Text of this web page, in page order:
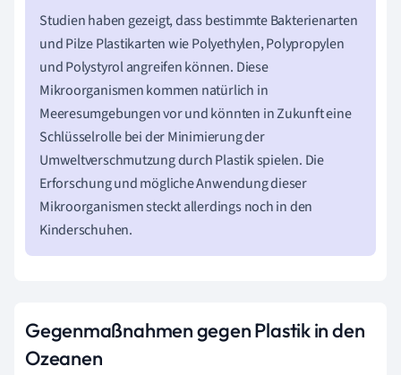
Studien haben gezeigt, dass bestimmte Bakterienarten
und Pilze Plastikarten wie Polyethylen, Polypropylen
und Polystyrol angreifen können. Diese
Mikroorganismen kommen natürlich in
Meeresumgebungen vor und könnten in Zukunft eine
Schlüsselrolle bei der Minimierung der
Umweltverschmutzung durch Plastik spielen. Die
Erforschung und mögliche Anwendung dieser
Mikroorganismen steckt allerdings noch in den
Kinderschuhen.
Gegenmaßnahmen gegen Plastik in den
Ozeanen